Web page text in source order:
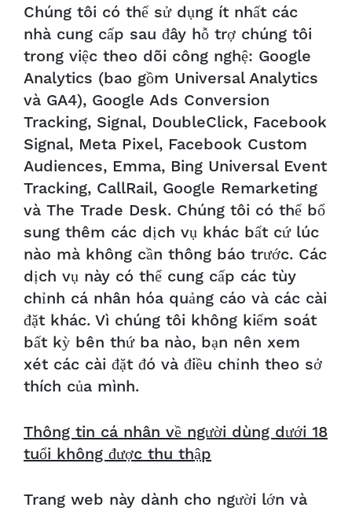
Chúng tôi có thể sử dụng ít nhất các
nhà cung cấp sau đây hỗ trợ chúng tôi
trong việc theo dõi công nghệ: Google
Analytics (bao gồm Universal Analytics
và GA4), Google Ads Conversion
Tracking, Signal, DoubleClick, Facebook
Signal, Meta Pixel, Facebook Custom
Audiences, Emma, Bing Universal Event
Tracking, CallRail, Google Remarketing
và The Trade Desk. Chúng tôi có thể bổ
sung thêm các dịch vụ khác bất cứ lúc
nào mà không cần thông báo trước. Các
dịch vụ này có thể cung cấp các tùy
chỉnh cá nhân hóa quảng cáo và các cài
đặt khác. Vì chúng tôi không kiểm soát
bất kỳ bên thứ ba nào, bạn nên xem
xét các cài đặt đó và điều chỉnh theo sở
thích của mình.
Thông tin cá nhân về người dùng dưới 18
tuổi không được thu thập
Trang web này dành cho người lớn và